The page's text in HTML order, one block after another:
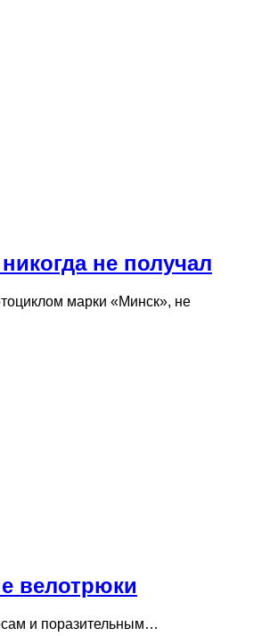
не получал
марки «Минск», не
велотрюки
и поразительным…